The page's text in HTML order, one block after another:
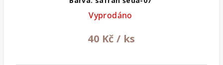
Vyprodáno
40 Kč / ks